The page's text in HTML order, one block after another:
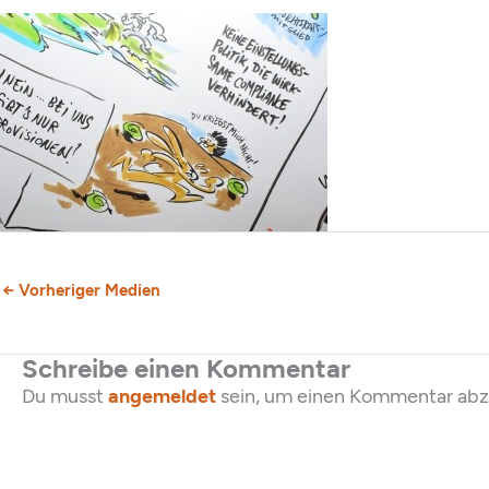
← Vorheriger Medien
Schreibe einen Kommentar
Du musst angemeldet sein, um einen Kommentar